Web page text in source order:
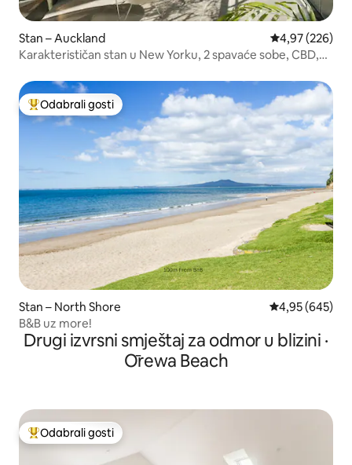
Stan – Auckland Prosječna
4,97 (226)
Karakterističan stan u New Yorku, 2 spavaće sobe, CBD,
Među najviše rangiranima s oznakom „Odabrali gosti”
Odabrali gosti
Stan – North Shore Prosječna
4,95 (645)
B&B uz more!
Drugi izvrsni smještaj za odmor u blizini ·
Ōrewa Beach
Među najviše rangiranima s oznakom „Odabrali gosti”
Odabrali gosti